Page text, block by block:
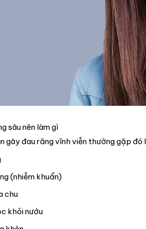
sâu nên làm gì
gây đau răng vĩnh viễn thường gặp đó
(nhiễm khuẩn)
chu
khỏi nướu